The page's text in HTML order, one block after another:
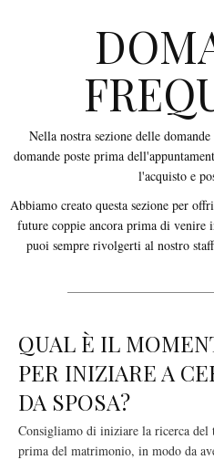
Nella nostra sezione delle
domande poste prima
l'acquisto e
Abbiamo creato questa sezione per
future coppie ancora prima di venire
puoi sempre rivolgerti al nostro
QUAL È IL
PER INIZIARE A
DA SPOSA?
Consigliamo di iniziare la ricerca del
prima del matrimonio, in modo da